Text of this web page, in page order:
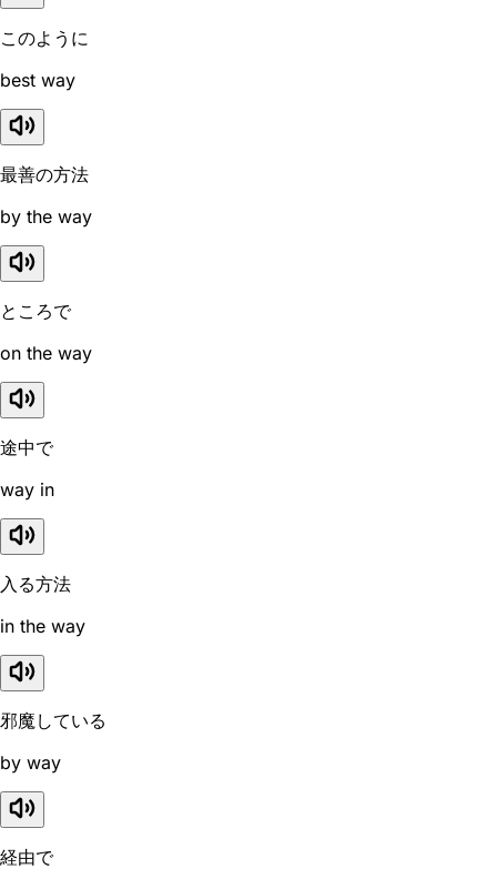
このように
best way
最善の方法
by the way
ところで
on the way
途中で
way in
入る方法
in the way
邪魔している
by way
経由で